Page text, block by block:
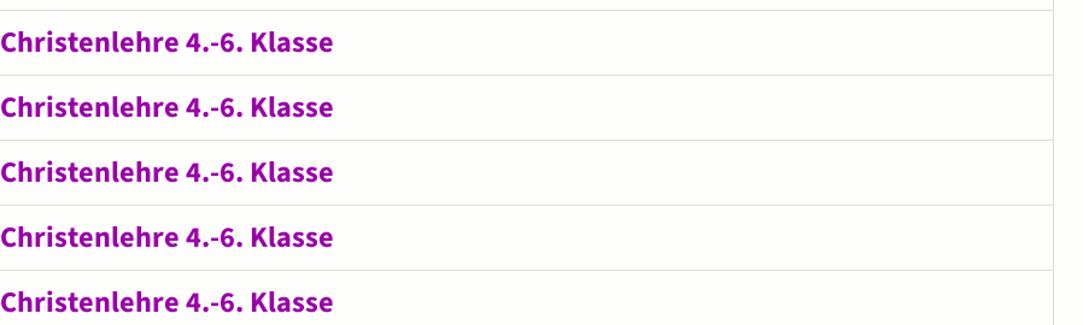
Christenlehre 4.-6. Klasse
Christenlehre 4.-6. Klasse
Christenlehre 4.-6. Klasse
Christenlehre 4.-6. Klasse
Christenlehre 4.-6. Klasse